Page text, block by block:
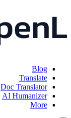
Blog
Translate
Doc Translator
AI Humanizer
More